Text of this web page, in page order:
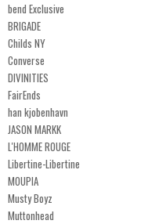
bend Exclusive
BRIGADE
Childs NY
Converse
DIVINITIES
FairEnds
han kjobenhavn
JASON MARKK
L'HOMME ROUGE
Libertine-Libertine
MOUPIA
Musty Boyz
Muttonhead